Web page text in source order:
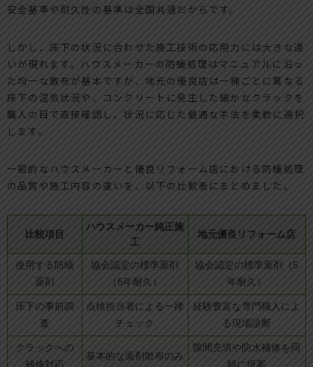
安全基準や耐久性の基準は全国共通だからです。
しかし、床下の状況に合わせた施工技術の応用力には大きな違
いが現れます。ハウスメーカーの防蟻処理はマニュアルに沿っ
た均一な散布が基本ですが、地元の優良店は一棟ごとに異なる
床下の湿気状況や、コンクリートに発生した細かなクラックを
職人の目で直接確認し、状況に応じた最適な手法を柔軟に選択
します。
一般的なハウスメーカーと優良リフォーム店における防蟻処理
の品質や施工内容の違いを、以下の比較表にまとめました。
比較項目
ハウスメーカー純正施
工
地元優良リフォーム店
使用する防蟻
薬剤
協会認定の標準薬剤
（5年耐久）
協会認定の標準薬剤（5
年耐久）
床下の事前調
査
点検担当者による一律
チェック
経験豊富な専門職人によ
る現場診断
クラックへの
補修対応
基本的な薬剤散布のみ
隙間充填や防水補修を同
時に提案